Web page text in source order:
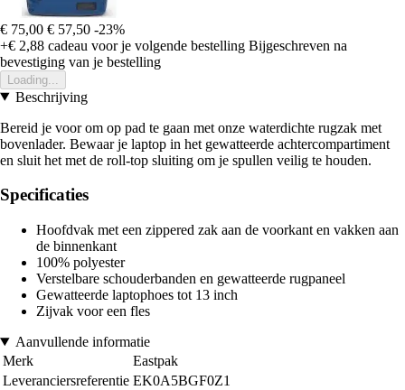
€ 75,00 € 57,50 -23%
+€ 2,88 cadeau voor je volgende bestelling Bijgeschreven na
bevestiging van je bestelling
Loading...
Beschrijving
Bereid je voor om op pad te gaan met onze waterdichte rugzak met
bovenlader. Bewaar je laptop in het gewatteerde achtercompartiment
en sluit het met de roll-top sluiting om je spullen veilig te houden.
Specificaties
Hoofdvak met een zippered zak aan de voorkant en vakken aan
de binnenkant
100% polyester
Verstelbare schouderbanden en gewatteerde rugpaneel
Gewatteerde laptophoes tot 13 inch
Zijvak voor een fles
Aanvullende informatie
Merk
Eastpak
Leveranciersreferentie EK0A5BGF0Z1